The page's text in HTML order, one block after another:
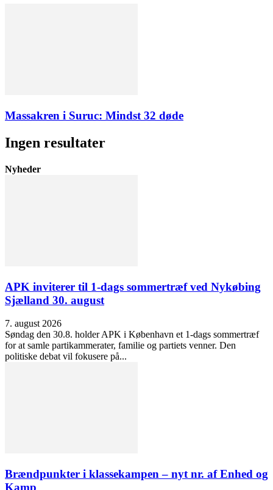
Massakren i Suruc: Mindst 32 døde
Ingen resultater
Nyheder
APK inviterer til 1-dags sommertræf ved Nykøbing
Sjælland 30. august
7. august 2026
Søndag den 30.8. holder APK i København et 1-dags sommertræf
for at samle partikammerater, familie og partiets venner. Den
politiske debat vil fokusere på...
Brændpunkter i klassekampen – nyt nr. af Enhed og
Kamp